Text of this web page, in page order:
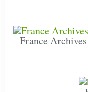
France